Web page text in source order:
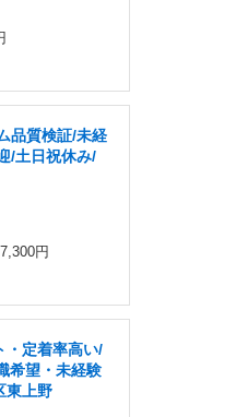
品質検証/未経
/土日祝休み/
円
・定着率高い/
希望・未経験
東上野